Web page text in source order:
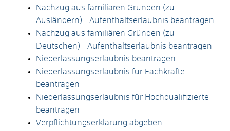
Nachzug aus familiären Gründen (zu
Ausländern) - Aufenthaltserlaubnis beantragen
Nachzug aus familiären Gründen (zu
Deutschen) - Aufenthaltserlaubnis beantragen
Niederlassungserlaubnis beantragen
Niederlassungserlaubnis für Fachkräfte
beantragen
Niederlassungserlaubnis für Hochqualifizierte
beantragen
Verpflichtungserklärung abgeben